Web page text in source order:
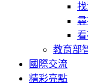
教育部
國際交流
精彩亮點